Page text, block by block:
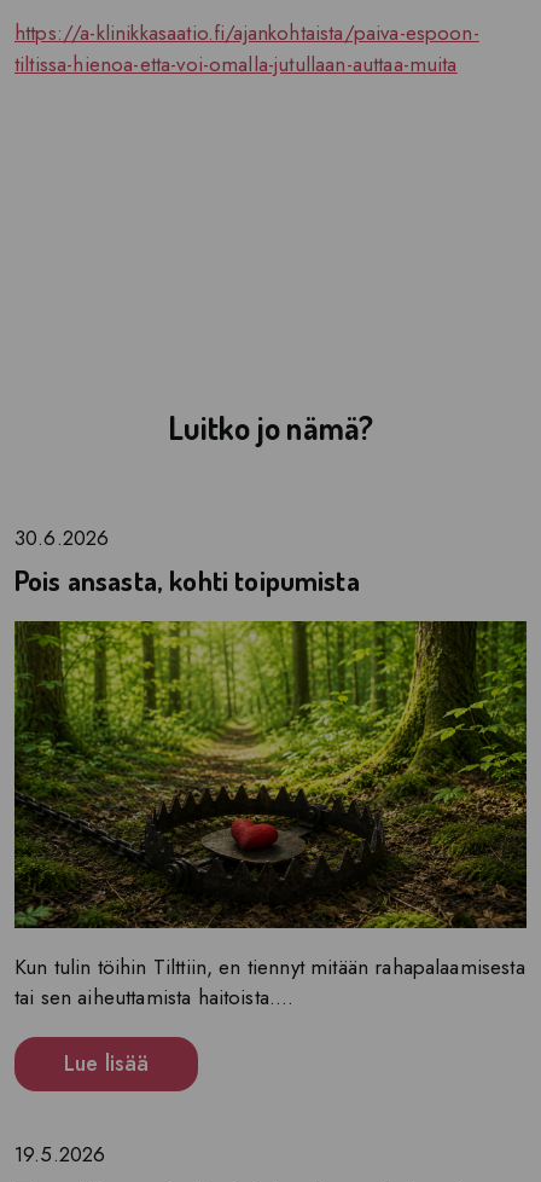
https://a-klinikkasaatio.fi/ajankohtaista/paiva-espoon-
tiltissa-hienoa-etta-voi-omalla-jutullaan-auttaa-muita
Luitko jo nämä?
30.6.2026
Pois ansasta, kohti toipumista
Kun tulin töihin Tilttiin, en tiennyt mitään rahapalaamisesta
tai sen aiheuttamista haitoista....
Lue lisää
19.5.2026